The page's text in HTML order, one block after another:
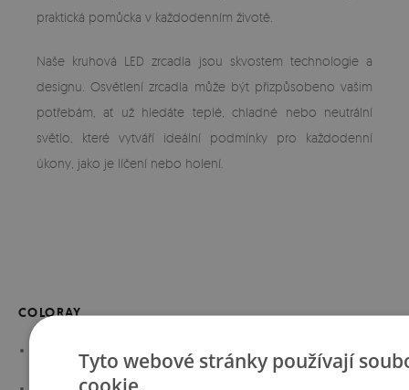
praktická pomůcka v každodenním životě.
Naše kruhová LED zrcadla jsou skvostem technologie a
designu. Osvětlení zrcadla může být přizpůsobeno vašim
potřebám, ať už hledáte teplé, chladné nebo neutrální
světlo, které vytváří ideální podmínky pro každodenní
úkony, jako je líčení nebo holení.
COLORAY
Tyto webové stránky používají
cookie.